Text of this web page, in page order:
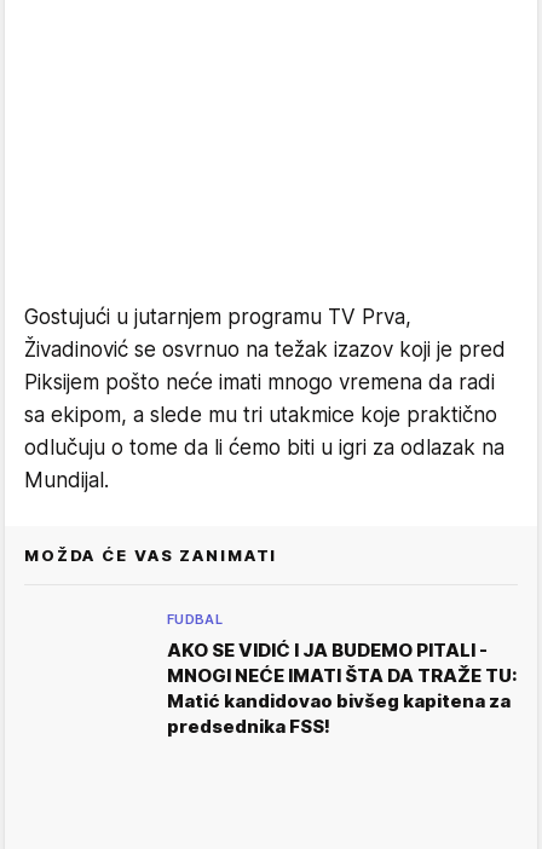
Gostujući u jutarnjem programu TV Prva,
Živadinović se osvrnuo na težak izazov koji je pred
Piksijem pošto neće imati mnogo vremena da radi
sa ekipom, a slede mu tri utakmice koje praktično
odlučuju o tome da li ćemo biti u igri za odlazak na
Mundijal.
MOŽDA ĆE VAS ZANIMATI
FUDBAL
AKO SE VIDIĆ I JA BUDEMO PITALI -
MNOGI NEĆE IMATI ŠTA DA TRAŽE TU:
Matić kandidovao bivšeg kapitena za
predsednika FSS!